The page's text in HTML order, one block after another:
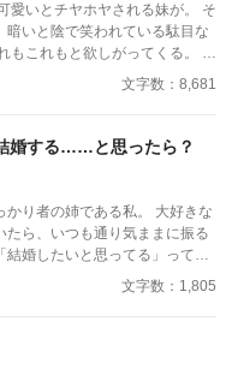
愛いとチヤホヤされる妹が。 そ
いと陰で笑われている駄目な
る。 ──ついでにア
※ギャグはありません ※全6話
文字数：8,681
婚する……と思ったら？
り者の姉である私。 大好きな
ら、いつも通り気ままに振る
婚したいと思ってる」って呟
ん。
文字数：1,805